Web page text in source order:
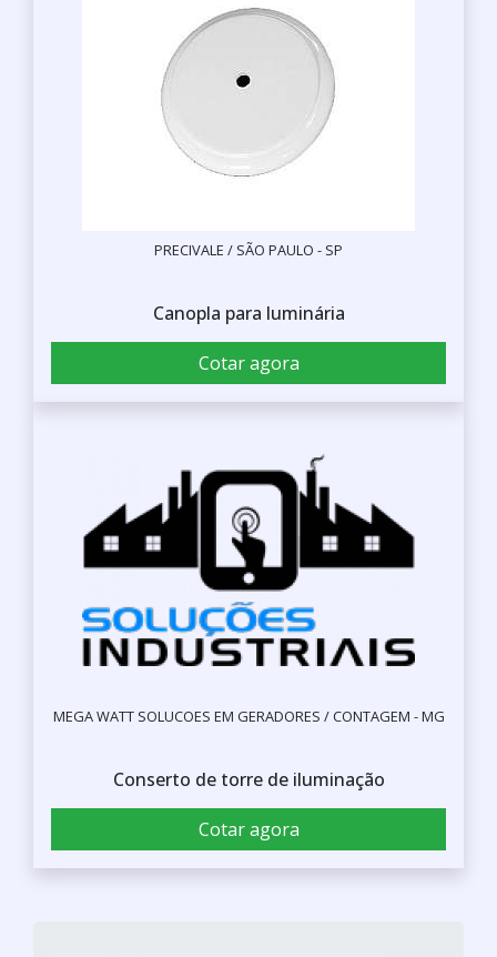
PRECIVALE / SÃO PAULO - SP
Canopla para luminária
Cotar agora
MEGA WATT SOLUCOES EM GERADORES / CONTAGEM - MG
Conserto de torre de iluminação
Cotar agora